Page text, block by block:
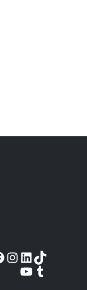
accountpagina bezoeken
Bezoek ons Instagram account
Bezoek ons LinkedIn account
Bezoek ons TikTok account
Bezoek ons YouTube kanaalBezoek ons Tumblr account